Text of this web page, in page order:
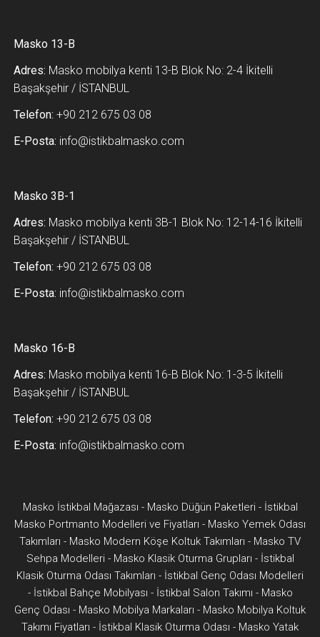
Masko 13-B
Adres: Masko mobilya kenti 13-B Blok No: 2-4 İkitelli
Başakşehir / İSTANBUL
Telefon: +90 212 675 03 08
E-Posta: info@istikbalmasko.com
Masko 3B-1
Adres: Masko mobilya kenti 3B-1 Blok No: 12-14-16 İkitelli
Başakşehir / İSTANBUL
Telefon: +90 212 675 03 08
E-Posta: info@istikbalmasko.com
Masko 16-B
Adres: Masko mobilya kenti 16-B Blok No: 1-3-5 İkitelli
Başakşehir / İSTANBUL
Telefon: +90 212 675 03 08
E-Posta: info@istikbalmasko.com
Masko İstikbal Mağazası - Masko Düğün Paketleri- İstikbal
Masko Portmanto Modelleri ve Fiyatları - Masko Yemek Odası
Takımları - Masko Modern Köşe Koltuk Takımları - Masko TV
Sehpa Modelleri- Masko Klasik Oturma Grupları - İstikbal
Klasik Oturma Odası Takımları - İstikbal Genç Odası Modelleri
- İstikbal Bahçe Mobilyası - İstikbal Salon Takımı - Masko
Genç Odası - Masko Mobilya Markaları - Masko Mobilya Koltuk
Takımı Fiyatları - İstikbal Klasik Oturma Odası - Masko Yatak